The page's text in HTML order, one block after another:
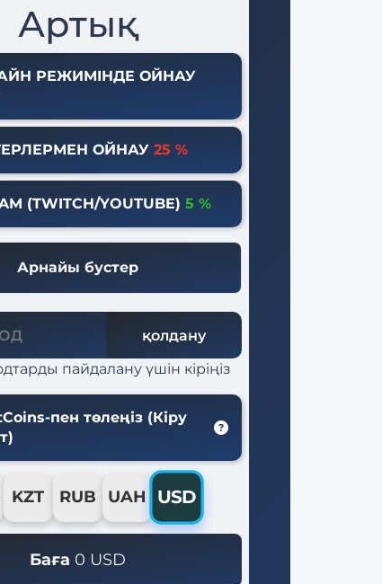
Артық
РЕЖИМІНДЕ ОЙНАУ
ОЙНАУ 25 %
(TWITCH/YOUTUBE) 5 %
Арнайы бустер
қолдану
пайдалану үшін кіріңіз
пен төлеңіз (Кіру
KZT RUB UAH USD
Баға 0 USD